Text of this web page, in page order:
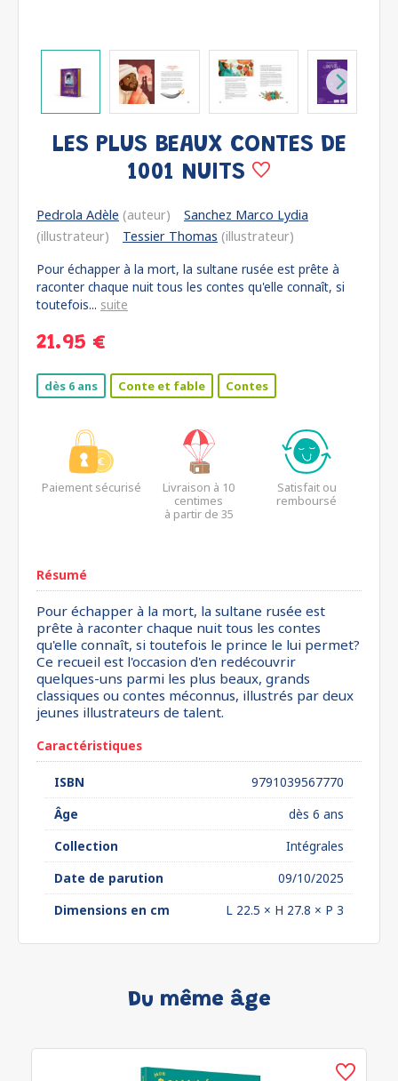
LES PLUS BEAUX CONTES DE
1001 NUITS
Pedrola Adèle (auteur)
Sanchez Marco Lydia
(illustrateur)
Tessier Thomas (illustrateur)
Pour échapper à la mort, la sultane rusée est prête à
raconter chaque nuit tous les contes qu'elle connaît, si
toutefois... suite
21.95 €
dès 6 ans Conte et fable Contes
Paiement sécurisé
Livraison à 10
centimes
à partir de 35
Satisfait ou
remboursé
Résumé
Pour échapper à la mort, la sultane rusée est
prête à raconter chaque nuit tous les contes
qu'elle connaît, si toutefois le prince le lui permet?
Ce recueil est l'occasion d'en redécouvrir
quelques-uns parmi les plus beaux, grands
classiques ou contes méconnus, illustrés par deux
jeunes illustrateurs de talent.
Caractéristiques
ISBN
9791039567770
Âge
dès 6 ans
Collection
Intégrales
Date de parution
09/10/2025
Dimensions en cm
L 22.5 × H 27.8 × P 3
Du même âge